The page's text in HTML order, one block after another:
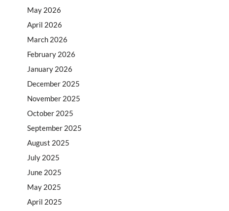
May 2026
April 2026
March 2026
February 2026
January 2026
December 2025
November 2025
October 2025
September 2025
August 2025
July 2025
June 2025
May 2025
April 2025